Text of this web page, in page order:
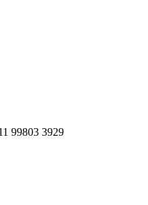
99803 3929